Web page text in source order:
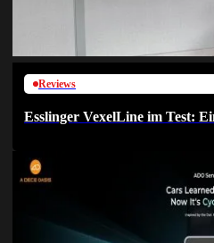
Reviews
Esslinger VexelLine im Test: